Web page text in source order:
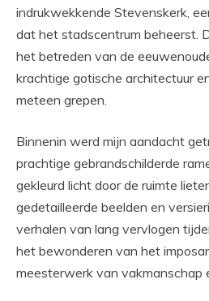
indrukwekkende Stevenskerk,
dat het stadscentrum beheerst.
het betreden van de
krachtige gotische architectuur
meteen grepen.
Binnenin werd mijn aandacht
prachtige gebrandschilderde
gekleurd licht door de ruimte
gedetailleerde beelden en
verhalen van lang vervlogen
het bewonderen van het
meesterwerk van vakmanschap